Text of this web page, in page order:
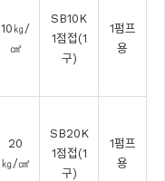
10㎏/
㎠
SB10K
1점접(1
구)
1펌프
용
20
㎏/㎠
SB20K
1점접(1
구)
1펌프
용